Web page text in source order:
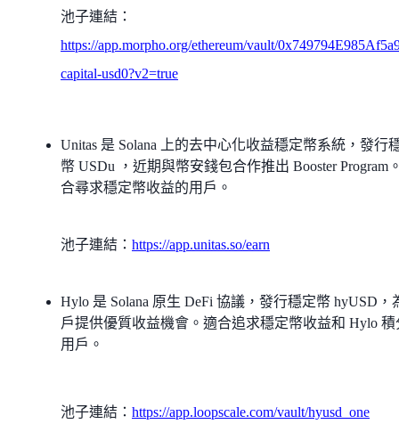
池子連結：
https://app.morpho.org/ethereum/vault/
capital-usd0?v2=true
Unitas 是 Solana 上的去中心化收益穩定幣系統，發行
幣 USDu ，近期與幣安錢包合作推出 Booster Program
合尋求穩定幣收益的用戶。
池子連結： https://app.unitas.so/earn
Hylo 是 Solana 原生 DeFi 協議，發行穩定幣 hyUSD，
戶提供優質收益機會。適合追求穩定幣收益和 Hylo 積
用戶。
池子連結： https://app.loopscale.com/vault/hyusd_one